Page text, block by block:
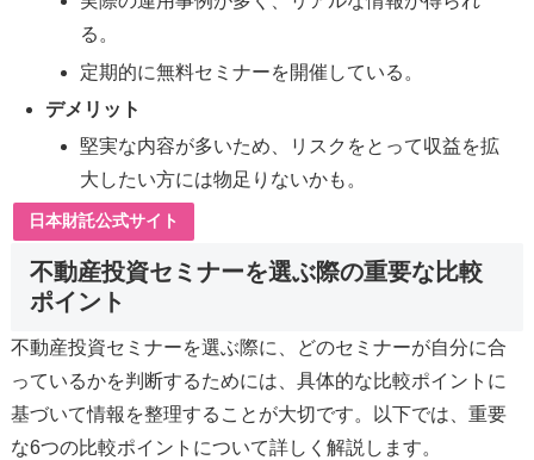
る。
定期的に無料セミナーを開催している。
デメリット
堅実な内容が多いため、リスクをとって収益を拡
大したい方には物足りないかも。
日本財託公式サイト
不動産投資セミナーを選ぶ際の重要な比較
ポイント
不動産投資セミナーを選ぶ際に、どのセミナーが自分に合
っているかを判断するためには、具体的な比較ポイントに
基づいて情報を整理することが大切です。以下では、重要
な6つの比較ポイントについて詳しく解説します。